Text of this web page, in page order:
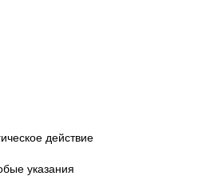
действие
указания